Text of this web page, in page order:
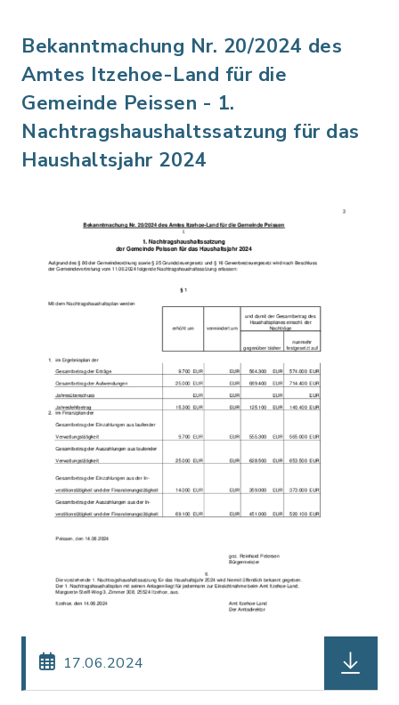
Bekanntmachung Nr. 20/2024 des
Amtes Itzehoe-Land für die
Gemeinde Peissen - 1.
Nachtragshaushaltssatzung für das
Haushaltsjahr 2024
17.06.2024